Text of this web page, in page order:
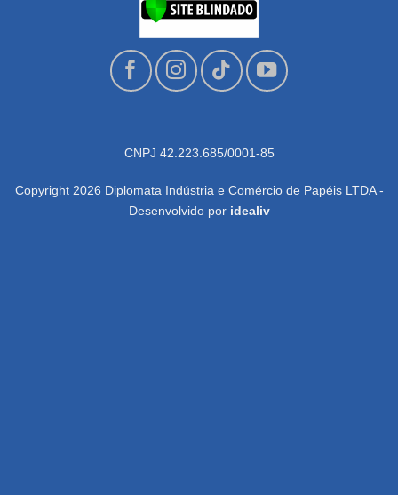
CNPJ 42.223.685/0001-85
Copyright 2026 Diplomata Indústria e Comércio de Papéis LTDA -
Desenvolvido por idealiv